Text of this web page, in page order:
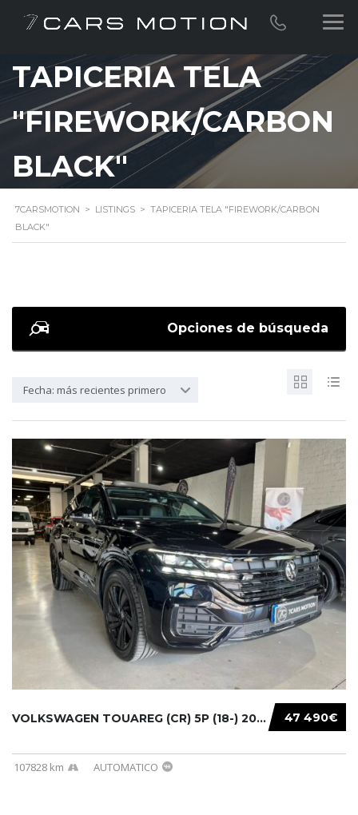
TAPICERIA TELA
"FIREWORK/CARBON
BLACK"
7CARSMOTION > LISTINGS > TAPICERIA TELA "FIREWORK/CARBON
BLACK"
Opciones de búsqueda
Fecha: más recientes primero
47 490€
VOLKSWAGEN TOUAREG (CR) 5P (18-) 2021...
107828 km AUTOMATICO